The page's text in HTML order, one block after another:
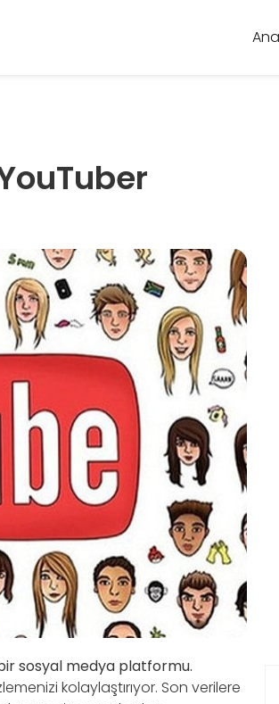
sosyal medya platformu.
kolaylaştırıyor. Son verilere